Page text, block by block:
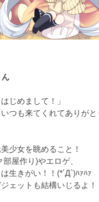
じめまして！」
つも来てくれてありが
少女を眺めること！
屋作り)やエロゲ、
生きがい！！(*´Д`)ﾊｧﾊｧ
ェットも結構いじるよ！